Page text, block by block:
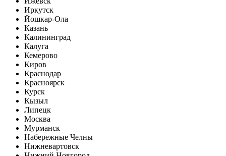
Иркутск
Йошкар-Ола
Казань
Калининград
Калуга
Кемерово
Киров
Краснодар
Красноярск
Курск
Кызыл
Липецк
Москва
Мурманск
Набережные Челны
Нижневартовск